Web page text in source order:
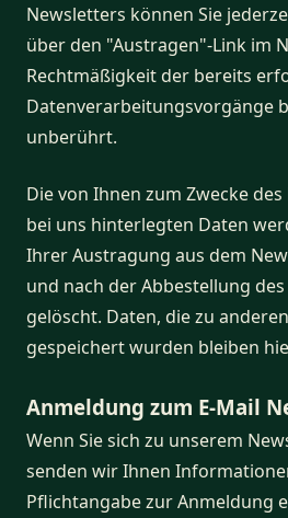
Newsletters können Sie
über den "Austragen"-Link im
Rechtmäßigkeit der bereits
Datenverarbeitungsvorgänge
unberührt.
Die von Ihnen zum Zwecke
bei uns hinterlegten Daten
Ihrer Austragung aus dem
und nach der Abbestellung
gelöscht. Daten, die zu
gespeichert wurden bleiben
Anmeldung zum E-Mail
Wenn Sie sich zu unserem
senden wir Ihnen
Pflichtangabe zur Anmeldung